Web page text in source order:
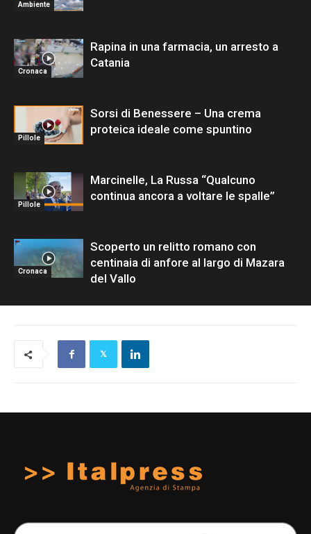
Ambiente
Cronaca
Rapina in una farmacia, un arresto a
Catania
Pillole
Sorsi di Benessere – Una crema
proteica ideale come spuntino
Pillole
Marcinelle, La Russa “Qualcuno
continua ancora a voltare le spalle”
Cronaca
Scoperto un relitto romano con
centinaia di anfore al largo di Mazara
del Vallo